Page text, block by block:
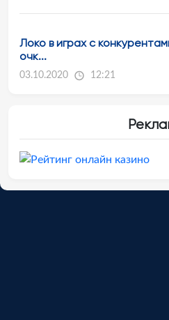
Локо в играх с
очк...
03.10.2020 12:21